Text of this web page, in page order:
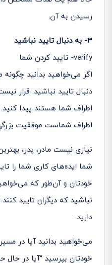
رسیدن به آن.
3- به دنبال تایید نباشید
verify- تایید کردن شما
اگر می‌خواهید بدانید
دنبال تایید نباشید. قرار
اطراف شما هستند پیدا
اطراف شماست موفقیت
نیازی نیست مادر، پدر،
شما ایده­‌های کاری شما را
خودتان و آن‌طور که
نباشید که دیگران تایید
دارید.
می­‌خواهید بدانید آیا در
خودتان بپرسید “آیا در